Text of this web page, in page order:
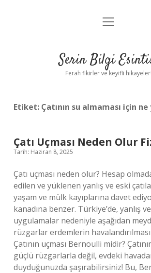
Anasayfa
Yasal Uyarı
menüyü
Serin Bilgi
Ferah fikirler ve keyifli hikayeler!
Etiket: Çatının su almaması için ne
Çatı Uçması Neden Olur
Tarih: Haziran 8, 2025
Çatı uçması neden olur? Hesap
edilen ve yüklenen yanlış ve eski
yaşam ve mülk kayıplarına davet
kanadına benzer. Türkiye’de, yanlış
uygulamalar nedeniyle aşağıdan
rüzgarlar erdemlerin
Çatının uçması Bernoulli midir?
güçlü rüzgarlarla değil, evdeki havadan
duyduğunuzda şaşırabilirsiniz! Bu,